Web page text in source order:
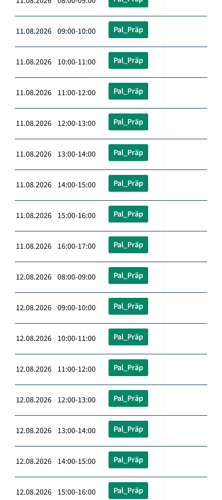
11.08.2026 09:00-10:00 Pal_Präp
11.08.2026 10:00-11:00 Pal_Präp
11.08.2026 11:00-12:00 Pal_Präp
11.08.2026 12:00-13:00 Pal_Präp
11.08.2026 13:00-14:00 Pal_Präp
11.08.2026 14:00-15:00 Pal_Präp
11.08.2026 15:00-16:00 Pal_Präp
11.08.2026 16:00-17:00 Pal_Präp
12.08.2026 08:00-09:00 Pal_Präp
12.08.2026 09:00-10:00 Pal_Präp
12.08.2026 10:00-11:00 Pal_Präp
12.08.2026 11:00-12:00 Pal_Präp
12.08.2026 12:00-13:00 Pal_Präp
12.08.2026 13:00-14:00 Pal_Präp
12.08.2026 14:00-15:00 Pal_Präp
12.08.2026 15:00-16:00 Pal_Präp